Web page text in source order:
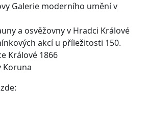
Galerie moderního umění v
a osvěžovny v Hradci Králové
akcí u příležitosti 150.
Králové 1866
Koruna